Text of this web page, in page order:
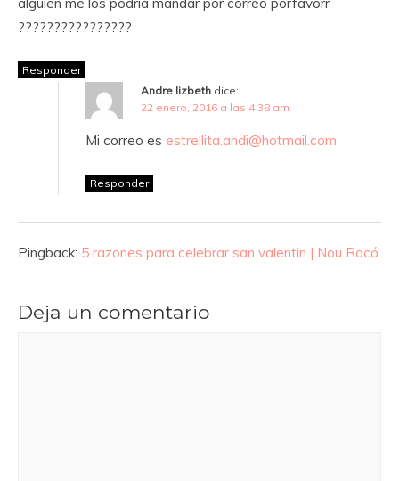
????????????????
Responder
Andre lizbeth dice:
22 enero, 2016 a las 4:38 am
Mi correo es estrellita.andi@hotmail.com
Responder
Pingback: 5 razones para celebrar san valentin | Nou Racó
Deja un comentario